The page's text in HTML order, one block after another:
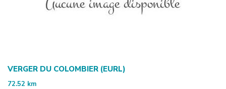
VERGER DU COLOMBIER (EURL)
72.52 km